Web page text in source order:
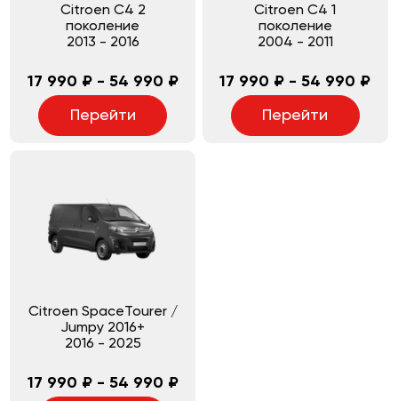
Citroen C4 2
поколение
2013 - 2016
17 990 ₽ - 54 990 ₽
Перейти
Citroen C4 1
поколение
2004 - 2011
17 990 ₽ - 54 990 ₽
Перейти
Citroen SpaceTourer /
Jumpy 2016+
2016 - 2025
17 990 ₽ - 54 990 ₽